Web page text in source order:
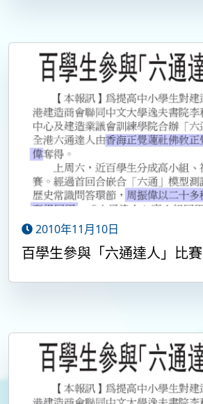
2010年11月10日
百學生參與「六通達人」比賽